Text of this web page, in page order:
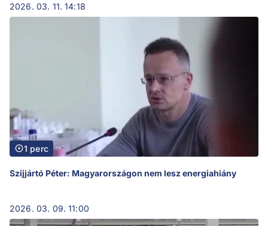
2026. 03. 11. 14:18
1 perc
Szijjártó Péter: Magyarországon nem lesz energiahiány
2026. 03. 09. 11:00